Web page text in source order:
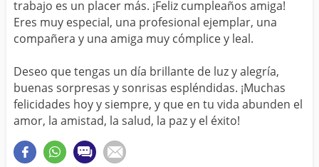
trabajo es un placer más. ¡Feliz cumpleaños amiga!
Eres muy especial, una profesional ejemplar, una
compañera y una amiga muy cómplice y leal.
Deseo que tengas un día brillante de luz y alegría,
buenas sorpresas y sonrisas espléndidas. ¡Muchas
felicidades hoy y siempre, y que en tu vida abunden el
amor, la amistad, la salud, la paz y el éxito!